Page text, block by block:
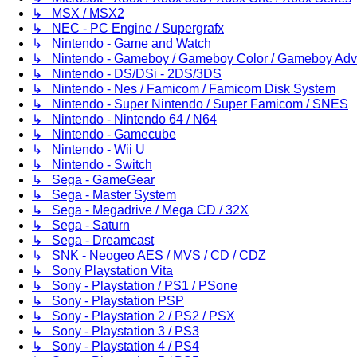
↳ MSX / MSX2
↳ NEC - PC Engine / Supergrafx
↳ Nintendo - Game and Watch
↳ Nintendo - Gameboy / Gameboy Color / Gameboy
↳ Nintendo - DS/DSi - 2DS/3DS
↳ Nintendo - Nes / Famicom / Famicom Disk System
↳ Nintendo - Super Nintendo / Super Famicom / SNES
↳ Nintendo - Nintendo 64 / N64
↳ Nintendo - Gamecube
↳ Nintendo - Wii U
↳ Nintendo - Switch
↳ Sega - GameGear
↳ Sega - Master System
↳ Sega - Megadrive / Mega CD / 32X
↳ Sega - Saturn
↳ Sega - Dreamcast
↳ SNK - Neogeo AES / MVS / CD / CDZ
↳ Sony Playstation Vita
↳ Sony - Playstation / PS1 / PSone
↳ Sony - Playstation PSP
↳ Sony - Playstation 2 / PS2 / PSX
↳ Sony - Playstation 3 / PS3
↳ Sony - Playstation 4 / PS4